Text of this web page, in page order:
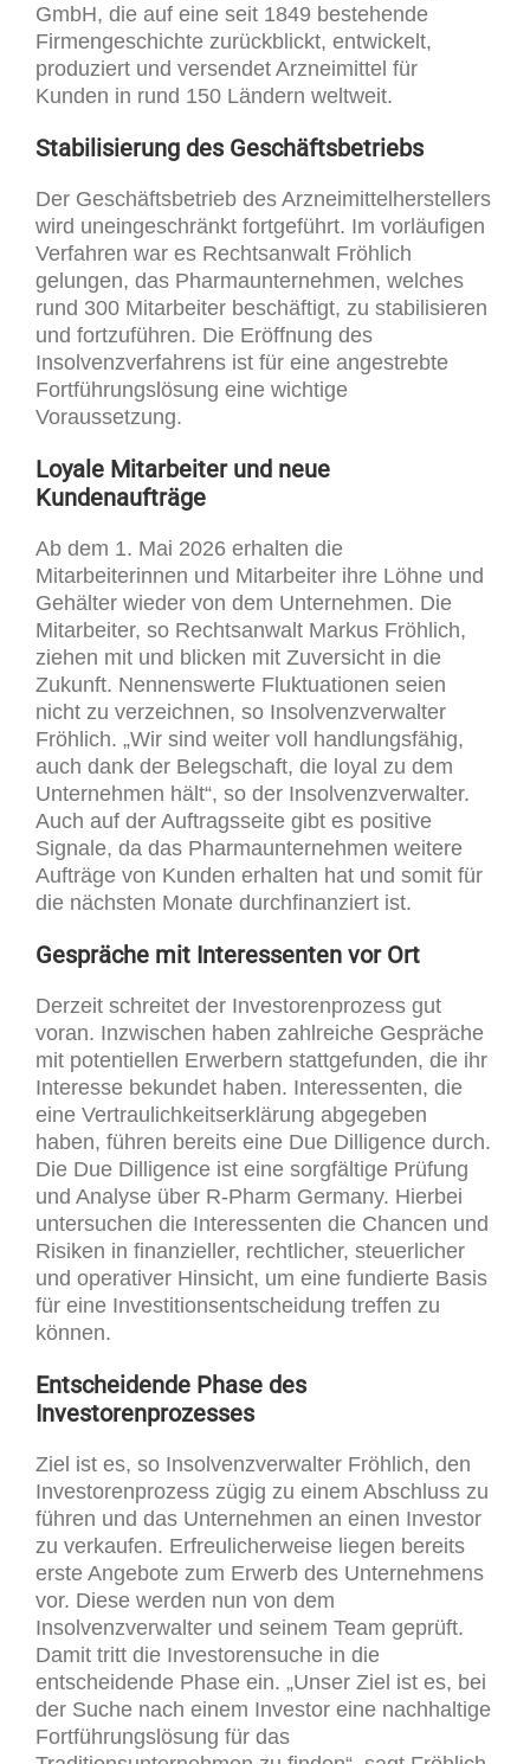
GmbH, die auf eine seit 1849 bestehende
Firmengeschichte zurückblickt, entwickelt,
produziert und versendet Arzneimittel für
Kunden in rund 150 Ländern weltweit.
Stabilisierung des Geschäftsbetriebs
Der Geschäftsbetrieb des Arzneimittelherstellers
wird uneingeschränkt fortgeführt. Im vorläufigen
Verfahren war es Rechtsanwalt Fröhlich
gelungen, das Pharmaunternehmen, welches
rund 300 Mitarbeiter beschäftigt, zu stabilisieren
und fortzuführen. Die Eröffnung des
Insolvenzverfahrens ist für eine angestrebte
Fortführungslösung eine wichtige
Voraussetzung.
Loyale Mitarbeiter und neue
Kundenaufträge
Ab dem 1. Mai 2026 erhalten die
Mitarbeiterinnen und Mitarbeiter ihre Löhne und
Gehälter wieder von dem Unternehmen. Die
Mitarbeiter, so Rechtsanwalt Markus Fröhlich,
ziehen mit und blicken mit Zuversicht in die
Zukunft. Nennenswerte Fluktuationen seien
nicht zu verzeichnen, so Insolvenzverwalter
Fröhlich. „Wir sind weiter voll handlungsfähig,
auch dank der Belegschaft, die loyal zu dem
Unternehmen hält“, so der Insolvenzverwalter.
Auch auf der Auftragsseite gibt es positive
Signale, da das Pharmaunternehmen weitere
Aufträge von Kunden erhalten hat und somit für
die nächsten Monate durchfinanziert ist.
Gespräche mit Interessenten vor Ort
Derzeit schreitet der Investorenprozess gut
voran. Inzwischen haben zahlreiche Gespräche
mit potentiellen Erwerbern stattgefunden, die ihr
Interesse bekundet haben. Interessenten, die
eine Vertraulichkeitserklärung abgegeben
haben, führen bereits eine Due Dilligence durch.
Die Due Dilligence ist eine sorgfältige Prüfung
und Analyse über R-Pharm Germany. Hierbei
untersuchen die Interessenten die Chancen und
Risiken in finanzieller, rechtlicher, steuerlicher
und operativer Hinsicht, um eine fundierte Basis
für eine Investitionsentscheidung treffen zu
können.
Entscheidende Phase des
Investorenprozesses
Ziel ist es, so Insolvenzverwalter Fröhlich, den
Investorenprozess zügig zu einem Abschluss zu
führen und das Unternehmen an einen Investor
zu verkaufen. Erfreulicherweise liegen bereits
erste Angebote zum Erwerb des Unternehmens
vor. Diese werden nun von dem
Insolvenzverwalter und seinem Team geprüft.
Damit tritt die Investorensuche in die
entscheidende Phase ein. „Unser Ziel ist es, bei
der Suche nach einem Investor eine nachhaltige
Fortführungslösung für das